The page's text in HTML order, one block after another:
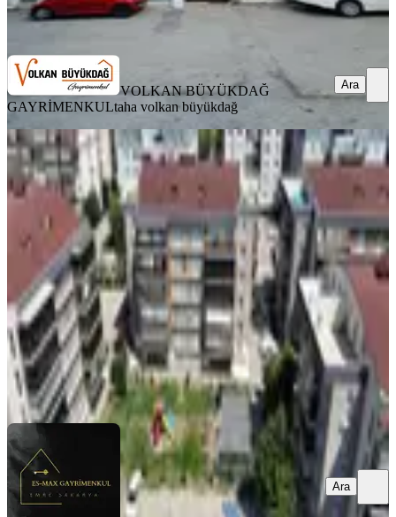
VOLKAN BÜYÜKDAĞ
GAYRİMENKULtaha volkan büyükdağ
Ara
YENİ
Emek Nurkent Sitesi'nde Satılık 3+1
Daire (125m², Ara Kat)
Osmangazi, Emek Fatih Sultan Mehmet
Mahallesi
3+1 ·145 m²·2. Kat·08.08.2026
6.300.000 ₺
ES-MAX GAYRİMENKUL Emre Sakarya
Ara
Ara